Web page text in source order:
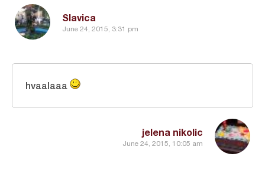
Slavica
June 24, 2015, 3:31 pm
jelena nikolic
June 24, 2015, 10:05 am
hvaalaaa